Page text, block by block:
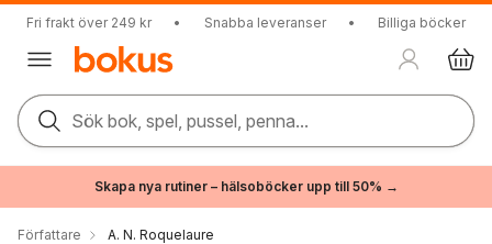
Fri frakt över 249 kr • Snabba leveranser • Billiga böcker
Sök bok, spel, pussel, penna...
Skapa nya rutiner – hälsoböcker upp till 50% →
Författare A. N. Roquelaure